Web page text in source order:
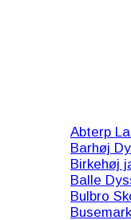
Abterp
Barhøj
Birkehøj
Balle
Bulbro